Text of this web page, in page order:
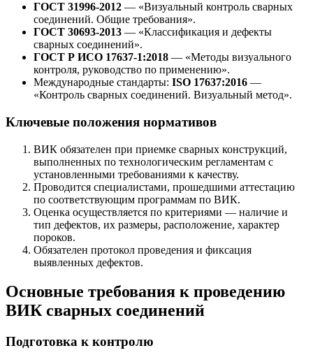
ГОСТ 31996-2012 — «Визуальный контроль сварных
соединений. Общие требования».
ГОСТ 30693-2013 — «Классификация и дефекты
сварных соединений».
ГОСТ Р ИСО 17637-1:2018 — «Методы визуального
контроля, руководство по применению».
Международные стандарты: ISO 17637:2016 —
«Контроль сварных соединений. Визуальный метод».
Ключевые положения нормативов
ВИК обязателен при приемке сварных конструкций,
выполненных по технологическим регламентам с
установленными требованиями к качеству.
Проводится специалистами, прошедшими аттестацию
по соответствующим программам по ВИК.
Оценка осуществляется по критериями — наличие и
тип дефектов, их размеры, расположение, характер
пороков.
Обязателен протокол проведения и фиксация
выявленных дефектов.
Основные требования к проведению
ВИК сварных соединений
Подготовка к контролю